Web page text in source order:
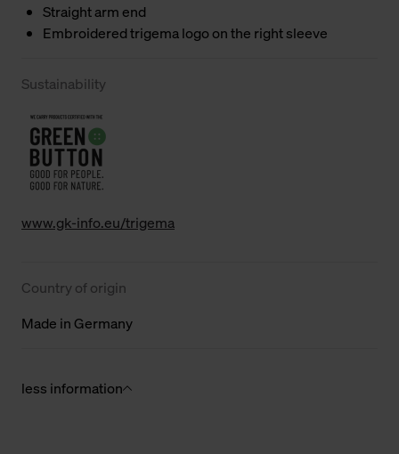
Straight arm end
Embroidered trigema logo on the right sleeve
Sustainability
www.gk-info.eu/trigema
Country of origin
Made in Germany
less information